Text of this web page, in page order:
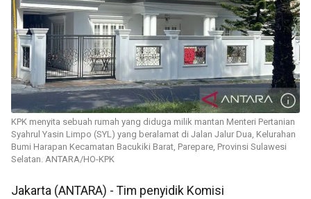
KPK menyita sebuah rumah yang diduga milik mantan Menteri Pertanian
Syahrul Yasin Limpo (SYL) yang beralamat di Jalan Jalur Dua, Kelurahan
Bumi Harapan Kecamatan Bacukiki Barat, Parepare, Provinsi Sulawesi
Selatan. ANTARA/HO-KPK
Jakarta (ANTARA) - Tim penyidik Komisi